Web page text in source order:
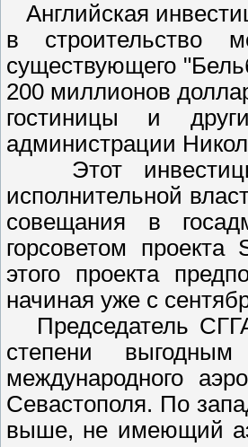
Английская
в строительство
существующего
200 миллионов
гостиницы и
администрации
Этот
исполнительной
совещания в
горсоветом
этого проекта
начиная уже с
Председатель
степени
международного
Севастополя. По
выше, не имеющий